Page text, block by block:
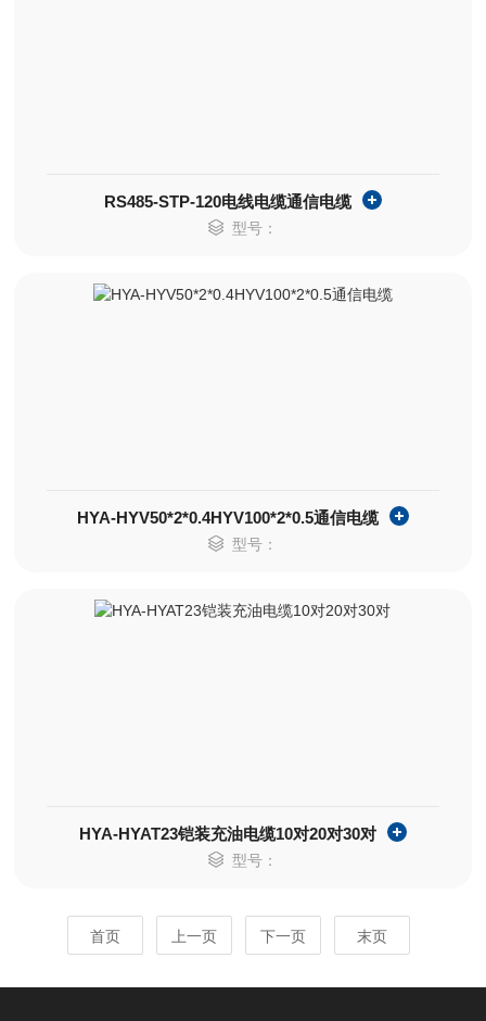
RS485-STP-120电线电缆通信电缆
型号：
HYA-HYV50*2*0.4HYV100*2*0.5通信电缆
型号：
HYA-HYAT23铠装充油电缆10对20对30对
型号：
首页 上一页 下一页 末页